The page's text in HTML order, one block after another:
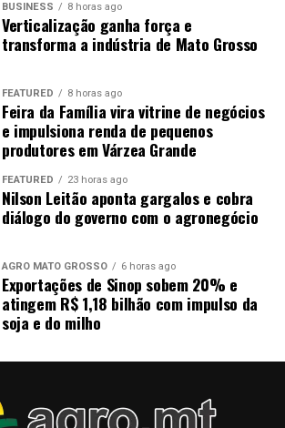
BUSINESS 8 horas ago
Verticalização ganha força e
transforma a indústria de Mato Grosso
FEATURED 8 horas ago
Feira da Família vira vitrine de negócios
e impulsiona renda de pequenos
produtores em Várzea Grande
FEATURED 23 horas ago
Nilson Leitão aponta gargalos e cobra
diálogo do governo com o agronegócio
AGRO MATO GROSSO 6 horas ago
Exportações de Sinop sobem 20% e
atingem R$ 1,18 bilhão com impulso da
soja e do milho